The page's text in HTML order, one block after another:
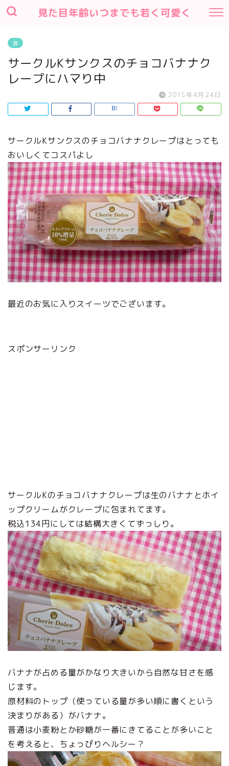
見た目年齢いつまでも若く可愛く
食
サークルKサンクスのチョコバナナク
レープにハマり中
2015年4月24日
サークルKサンクスのチョコバナナクレープはとっても
おいしくてコスパよし
最近のお気に入りスイーツでございます。
スポンサーリンク
サークルKのチョコバナナクレープは生のバナナとホイ
ップクリームがクレープに包まれてます。
税込134円にしては結構大きくてずっしり。
バナナが占める量がかなり大きいから自然な甘さを感
じます。
原材料のトップ（使っている量が多い順に書くという
決まりがある）がバナナ。
普通は小麦粉とか砂糖が一番にきてることが多いこと
を考えると、ちょっぴりヘルシー？